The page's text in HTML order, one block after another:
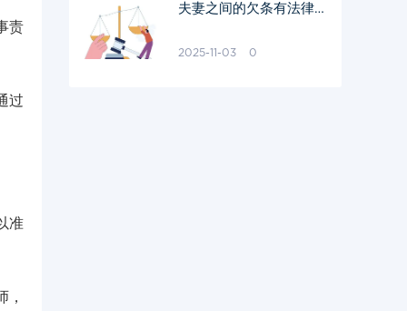
责
过
准
夫妻之间的欠条有法律效
2025-11-03 0